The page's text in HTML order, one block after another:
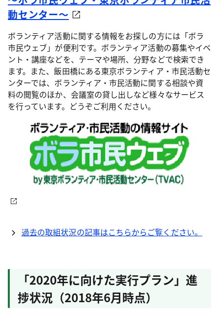
動センター～
ボランティア活動に関する情報をお探しの方には「ボラ
市民ウェブ」が便利です。ボランティア活動の募集やイベ
ント・講座などを、テーマや場所、分野などで検索でき
ます。また、飯田橋にある東京ボランティア・市民活動セ
ンターでは、ボランティア・市民活動に関する相談や資
料の閲覧のほか、会議室の貸し出しなど様々なサービス
を行っています。どうぞご利用ください。
過去の取組状況の記事はこちらからご覧ください。
「2020年に向けた実行プラン」進
捗状況（2018年6月時点）